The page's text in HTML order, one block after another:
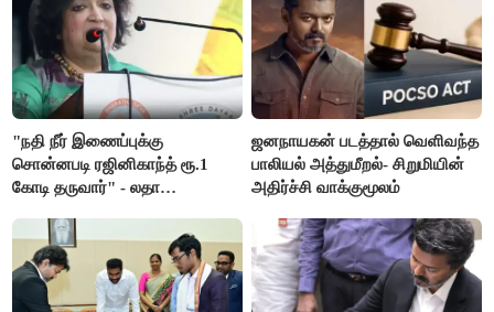
"நதி நீர் இணைப்புக்கு
சொன்னபடி ரஜினிகாந்த் ரூ.1
கோடி தருவார்" - லதா
ஜனநாயகன் படத்தால் வெளிவந்த
பாலியல் அத்துமீறல்- சிறுமியின்
அதிர்ச்சி வாக்குமூலம்